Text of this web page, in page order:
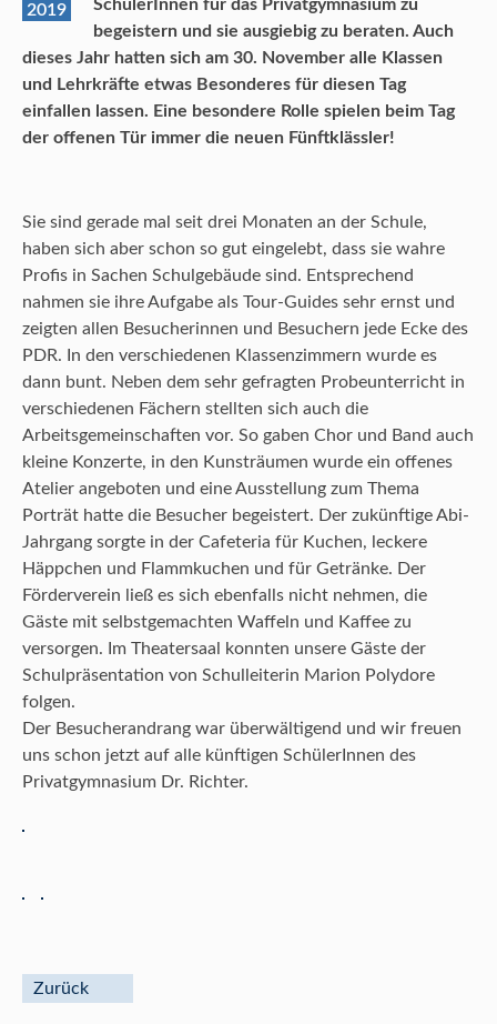
2019
SchülerInnen für das Privatgymnasium zu
begeistern und sie ausgiebig zu beraten. Auch
dieses Jahr hatten sich am 30. November alle Klassen
und Lehrkräfte etwas Besonderes für diesen Tag
einfallen lassen. Eine besondere Rolle spielen beim Tag
der offenen Tür immer die neuen Fünftklässler!
Sie sind gerade mal seit drei Monaten an der Schule,
haben sich aber schon so gut eingelebt, dass sie wahre
Profis in Sachen Schulgebäude sind. Entsprechend
nahmen sie ihre Aufgabe als Tour-Guides sehr ernst und
zeigten allen Besucherinnen und Besuchern jede Ecke des
PDR. In den verschiedenen Klassenzimmern wurde es
dann bunt. Neben dem sehr gefragten Probeunterricht in
verschiedenen Fächern stellten sich auch die
Arbeitsgemeinschaften vor. So gaben Chor und Band auch
kleine Konzerte, in den Kunsträumen wurde ein offenes
Atelier angeboten und eine Ausstellung zum Thema
Porträt hatte die Besucher begeistert. Der zukünftige Abi-
Jahrgang sorgte in der Cafeteria für Kuchen, leckere
Häppchen und Flammkuchen und für Getränke. Der
Förderverein ließ es sich ebenfalls nicht nehmen, die
Gäste mit selbstgemachten Waffeln und Kaffee zu
versorgen. Im Theatersaal konnten unsere Gäste der
Schulpräsentation von Schulleiterin Marion Polydore
folgen.
Der Besucherandrang war überwältigend und wir freuen
uns schon jetzt auf alle künftigen SchülerInnen des
Privatgymnasium Dr. Richter.
Zurück